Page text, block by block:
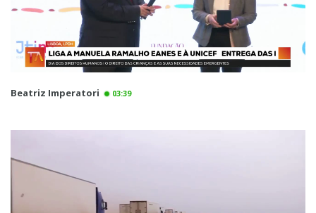
Beatriz Imperatori 03:39